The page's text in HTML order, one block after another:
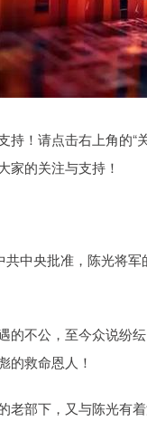
持！请点击右上角的“
家的关注与支持！
共中央批准，陈光将
的不公，至今众说纷
的救命恩人！
老部下，又与陈光有